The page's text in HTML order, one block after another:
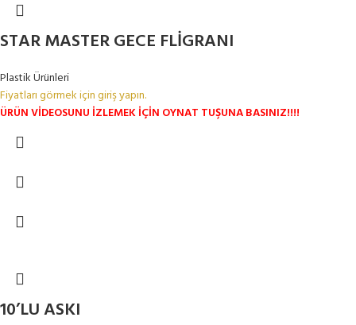
STAR MASTER GECE FLİGRANI
Plastik Ürünleri
Fiyatları görmek için giriş yapın.
ÜRÜN VİDEOSUNU İZLEMEK İÇİN OYNAT TUŞUNA BASINIZ!!!!
10’LU ASKI